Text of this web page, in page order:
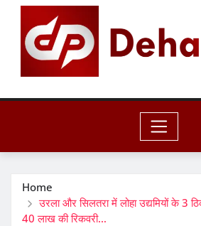
Home
उरला और सिलतरा में लोहा उद्यमियों के 3
40 लाख की रिकवरी…